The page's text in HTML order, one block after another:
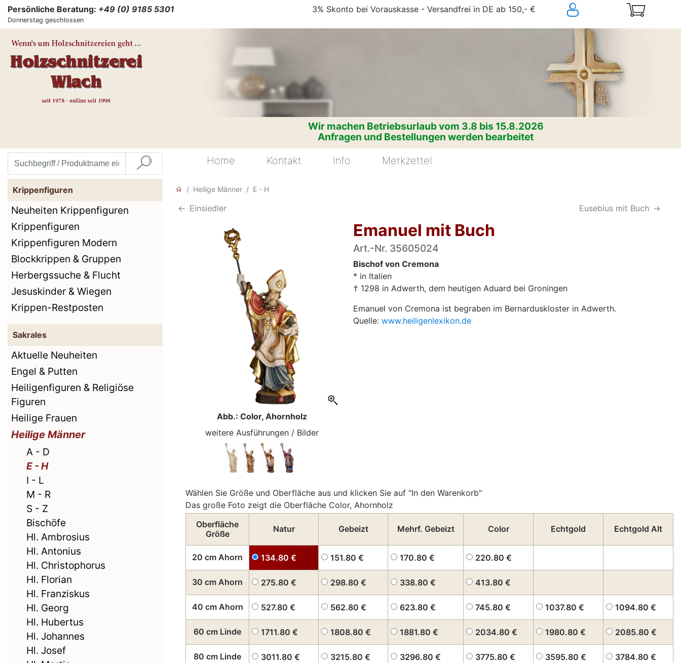
Persönliche Beratung: +49 (0) 9185 5301
Donnerstag geschlossen
3% Skonto bei Vorauskasse - Versandfrei in DE ab 150,- €
Wir machen Betriebsurlaub vom 3.8 bis 15.8.2026
Anfragen und Bestellungen werden bearbeitet
Home
Kontakt Info Merkzettel
Krippenfiguren
Neuheiten Krippenfiguren
Krippenfiguren
Krippenfiguren Modern
Blockkrippen & Gruppen
Herbergssuche & Flucht
Jesuskinder & Wiegen
Krippen-Restposten
Sakrales
Aktuelle Neuheiten
Engel & Putten
Heiligenfiguren & Religiöse
Figuren
Heilige Frauen
Heilige Männer
A - D
E - H
I - L
M - R
S - Z
Bischöfe
Hl. Ambrosius
Hl. Antonius
Hl. Christophorus
Hl. Florian
Hl. Franziskus
Hl. Georg
Hl. Hubertus
Hl. Johannes
Hl. Josef
Heilige Männer E - H
<- Einsiedler Eusebius mit Buch ->
Abb.: Color, Ahornholz
weitere Ausführungen / Bilder
Emanuel mit Buch
Art.-Nr. 35605024
Bischof von Cremona
* in Italien
† 1298 in Adwerth, dem heutigen Aduard bei Groningen
Emanuel von Cremona ist begraben im Bernarduskloster in Adwerth.
Quelle: www.heiligenlexikon.de
Wählen Sie Größe und Oberfläche aus und klicken Sie auf "In den Warenkorb"
Das große Foto zeigt die Oberfläche Color, Ahornholz
Oberfläche
Größe
Natur Gebeizt Mehrf. Gebeizt Color Echtgold Echtgold Alt
20 cm Ahorn 134.80 € 151.80 € 170.80 € 220.80 €
30 cm Ahorn 275.80 € 298.80 € 338.80 € 413.80 €
40 cm Ahorn 527.80 € 562.80 € 623.80 € 745.80 € 1037.80 € 1094.80 €
60 cm Linde 1711.80 € 1808.80 € 1881.80 € 2034.80 € 1980.80 € 2085.80 €
80 cm Linde 3011.80 € 3215.80 € 3296.80 € 3775.80 € 3595.80 € 3784.80 €